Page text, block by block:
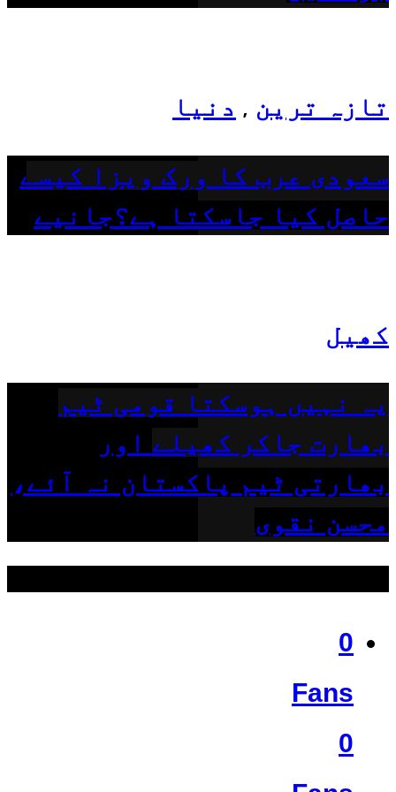
تازہ ترین , دنیا
سعودی عرب کا ورک ویزا کیسے
حاصل کیا جاسکتا ہے؟جانیے
کھیل
یہ نہیں ہوسکتا قومی ٹیم
بھارت جاکر کھیلے اور
بھارتی ٹیم پاکستان نہ آئے،
محسن نقوی
0
Fans
0